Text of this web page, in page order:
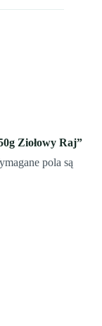
Ziołowy Raj”
pola są